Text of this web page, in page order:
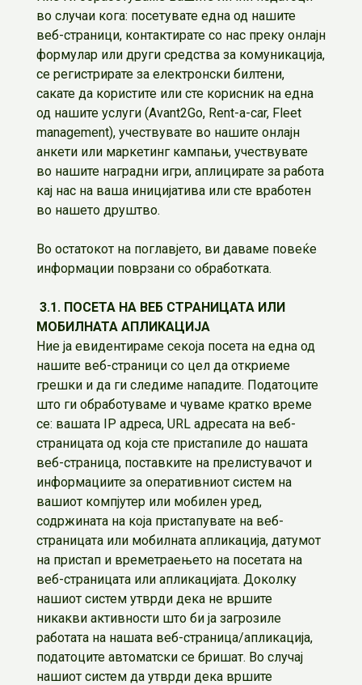
во случаи кога: посетувате една од нашите
веб-страници, контактирате со нас преку онлајн
формулар или други средства за комуникација,
се регистрирате за електронски билтени,
сакате да користите или сте корисник на една
од нашите услуги (Avant2Go, Rent-a-car, Fleet
management), учествувате во нашите онлајн
анкети или маркетинг кампањи, учествувате
во нашите наградни игри, аплицирате за работа
кај нас на ваша иницијатива или сте вработен
во нашето друштво.
Во остатокот на поглавјето, ви даваме повеќе
информации поврзани со обработката.
3.1. ПОСЕТА НА ВЕБ СТРАНИЦАТА ИЛИ
МОБИЛНАТА АПЛИКАЦИЈА
Ние ја евидентираме секоја посета на една од
нашите веб-страници со цел да откриеме
грешки и да ги следиме нападите. Податоците
што ги обработуваме и чуваме кратко време
се: вашата IP адреса, URL адресата на веб-
страницата од која сте пристапиле до нашата
веб-страница, поставките на прелистувачот и
информациите за оперативниот систем на
вашиот компјутер или мобилен уред,
содржината на која пристапувате на веб-
страницата или мобилната апликација, датумот
на пристап и времетраењето на посетата на
веб-страницата или апликацијата. Доколку
нашиот систем утврди дека не вршите
никакви активности што би ја загрозиле
работата на нашата веб-страница/апликација,
податоците автоматски се бришат. Во случај
нашиот систем да утврди дека вршите